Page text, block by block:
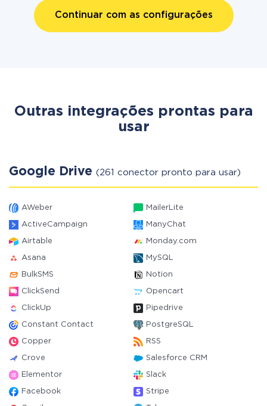
Continuar com as configurações
Outras integrações prontas para
usar
Google Drive (261 conector pronto para usar)
AWeber MailerLite
ActiveCampaign ManyChat
Airtable Monday.com
Asana MySQL
BulkSMS Notion
ClickSend Opencart
ClickUp Pipedrive
Constant Contact PostgreSQL
Copper RSS
Crove Salesforce CRM
Elementor Slack
Facebook Stripe